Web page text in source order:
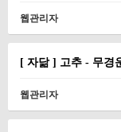
웹관리자
[ 자닮 ] 고추 - 무경
웹관리자